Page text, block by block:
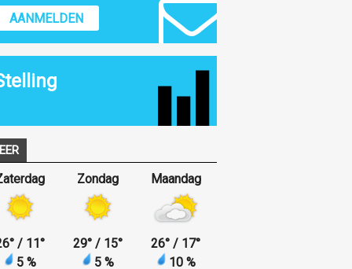
AANMELDEN
° / 11 °
5 %
Zondag
29° / 15°
5 %
Maandag
26° / 17°
10 %